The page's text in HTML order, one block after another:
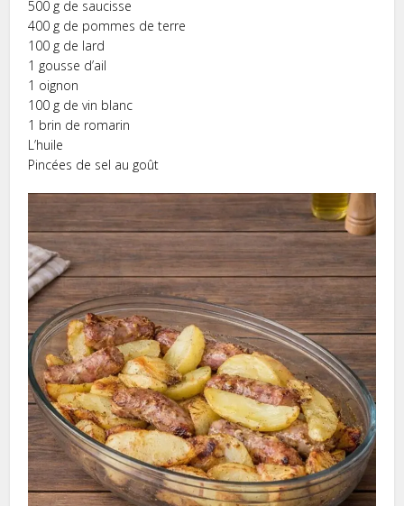
500 g de saucisse
400 g de pommes de terre
100 g de lard
1 gousse d’ail
1 oignon
100 g de vin blanc
1 brin de romarin
L’huile
Pincées de sel au goût